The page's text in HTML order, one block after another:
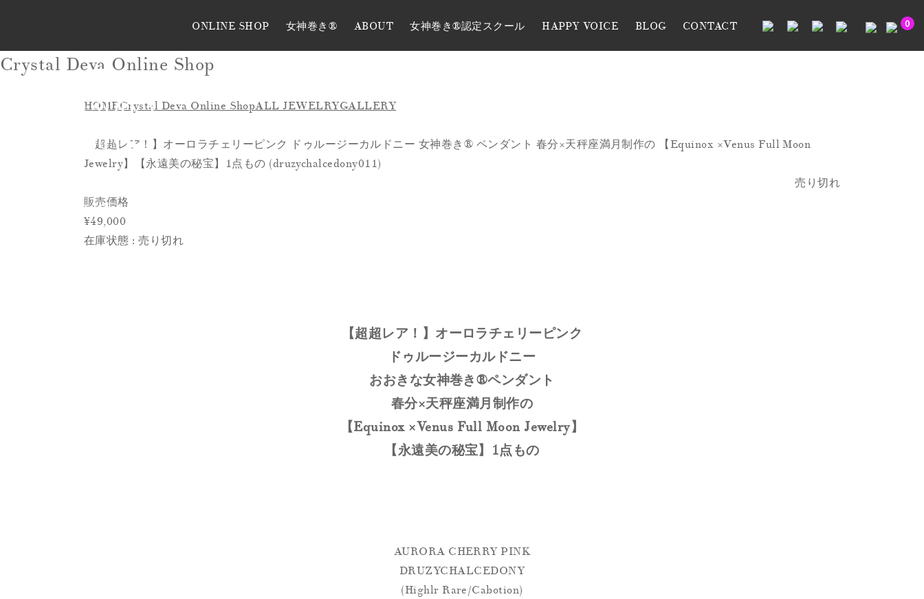
ONLINE SHOP 女神巻き® ABOUT 女神巻き®認定スクール HAPPY VOICE BLOG CONTACT 0
Crystal Deva Online Shop
HOMECrystal Deva Online ShopALL JEWELRYGALLERY
【超超レア！】オーロラチェリーピンク ドゥルージーカルドニー 女神巻き®︎ ペンダント 春分×天秤座満月制作の 【Equinox ×Venus Full Moon
Jewelry】【永遠美の秘宝】1点もの (druzychalcedony011)
売り切れ
販売価格
¥49,000
在庫状態 : 売り切れ
【超超レア！】オーロラチェリーピンク
ドゥルージーカルドニー
おおきな女神巻き®︎ペンダント
春分×天秤座満月制作の
【Equinox ×Venus Full Moon Jewelry】
【永遠美の秘宝】1点もの
AURORA CHERRY PINK
DRUZYCHALCEDONY
(Highlr Rare/Cabotion)